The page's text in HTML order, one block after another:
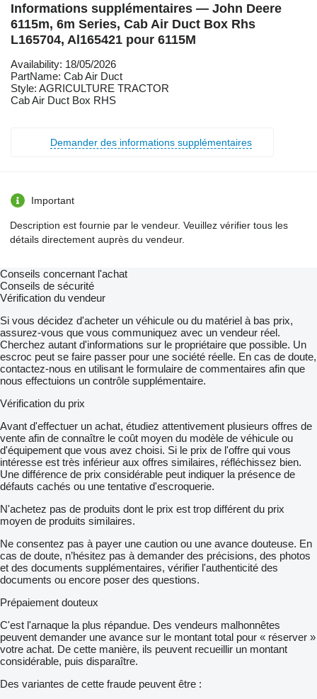
Informations supplémentaires — John Deere
6115m, 6m Series, Cab Air Duct Box Rhs
L165704, Al165421 pour 6115M
Availability: 18/05/2026
PartName: Cab Air Duct
Style: AGRICULTURE TRACTOR
Cab Air Duct Box RHS
Demander des informations supplémentaires
Important
Description est fournie par le vendeur. Veuillez vérifier tous les
détails directement auprès du vendeur.
Conseils concernant l'achat
Conseils de sécurité
Vérification du vendeur
Si vous décidez d'acheter un véhicule ou du matériel à bas prix,
assurez-vous que vous communiquez avec un vendeur réel.
Cherchez autant d'informations sur le propriétaire que possible. Un
escroc peut se faire passer pour une société réelle. En cas de doute,
contactez-nous en utilisant le formulaire de commentaires afin que
nous effectuions un contrôle supplémentaire.
Vérification du prix
Avant d'effectuer un achat, étudiez attentivement plusieurs offres de
vente afin de connaître le coût moyen du modèle de véhicule ou
d'équipement que vous avez choisi. Si le prix de l'offre qui vous
intéresse est très inférieur aux offres similaires, réfléchissez bien.
Une différence de prix considérable peut indiquer la présence de
défauts cachés ou une tentative d'escroquerie.
N'achetez pas de produits dont le prix est trop différent du prix
moyen de produits similaires.
Ne consentez pas à payer une caution ou une avance douteuse. En
cas de doute, n’hésitez pas à demander des précisions, des photos
et des documents supplémentaires, vérifier l'authenticité des
documents ou encore poser des questions.
Prépaiement douteux
C'est l'arnaque la plus répandue. Des vendeurs malhonnêtes
peuvent demander une avance sur le montant total pour « réserver »
votre achat. De cette manière, ils peuvent recueillir un montant
considérable, puis disparaître.
Des variantes de cette fraude peuvent être :